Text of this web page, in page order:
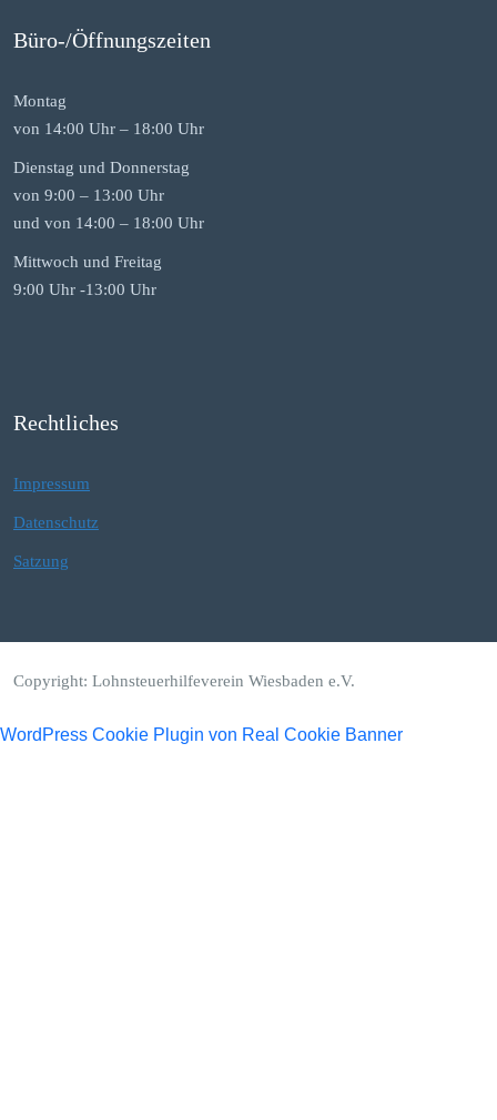
Büro-/Öffnungszeiten
Montag
von 14:00 Uhr – 18:00 Uhr
Dienstag und Donnerstag
von 9:00 – 13:00 Uhr
und von 14:00 – 18:00 Uhr
Mittwoch und Freitag
9:00 Uhr -13:00 Uhr
Rechtliches
Impressum
Datenschutz
Satzung
Copyright: Lohnsteuerhilfeverein Wiesbaden e.V.
WordPress Cookie Plugin von Real Cookie Banner